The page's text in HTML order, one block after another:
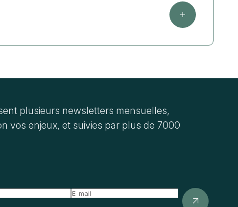
plusieurs newsletters mensuelles,
vos enjeux, et suivies par plus de 7000